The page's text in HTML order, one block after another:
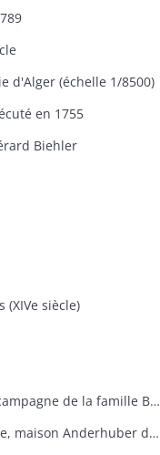
d'Alger (échelle 1/8500)
en 1755
Biehler
siècle)
Bergheim : ancienne maison de campagne de la famille Bourste, actuellement hospice municipal
Bitschwiller-les-Thann : Grand'rue, maison Anderhuber détruite pendant la guerre